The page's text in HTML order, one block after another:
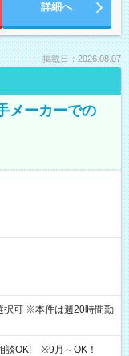
詳細へ
掲載日：2026.08.07
メーカーでの
可 ※本件は週20時間勤
OK! ※9月～OK！